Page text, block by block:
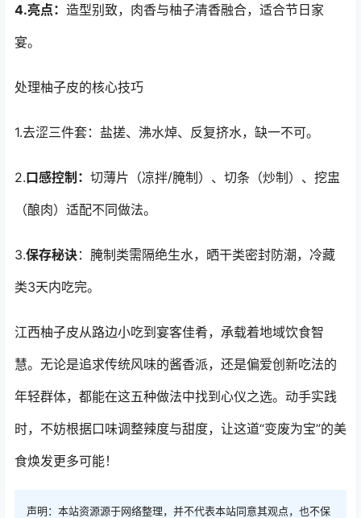
4.亮点： 造型别致，肉香与柚子清香融合，适合节日家
宴。
处理柚子皮的核心技巧
1.去涩三件套：盐搓、沸水焯、反复挤水，缺一不可。
2.口感控制： 切薄片（凉拌/腌制）、切条（炒制）、挖盅
（酿肉）适配不同做法。
3.保存秘诀：腌制类需隔绝生水，晒干类密封防潮，冷藏
类3天内吃完。
江西柚子皮从路边小吃到宴客佳肴，承载着地域饮食智
慧。无论是追求传统风味的酱香派，还是偏爱创新吃法的
年轻群体，都能在这五种做法中找到心仪之选。动手实践
时，不妨根据口味调整辣度与甜度，让这道“变废为宝”的美
食焕发更多可能！
声明：本站资源源于网络整理，并不代表本站同意其观点，也不保